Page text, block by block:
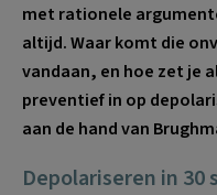
met rationele
altijd. Waar komt die
vandaan, en hoe zet je
preventief in op
aan de hand van
Depolariseren in 30